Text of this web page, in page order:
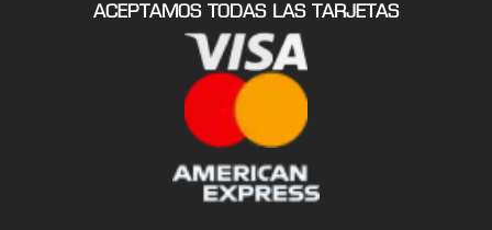
ACEPTAMOS TODAS LAS TARJETAS